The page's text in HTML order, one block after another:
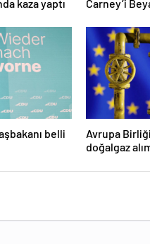
kaza yaptı
Carney’i
belli
Avrupa
doğalgaz